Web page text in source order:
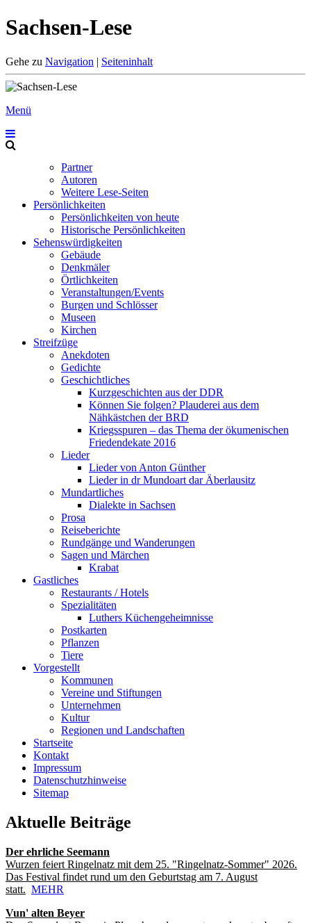
Sachsen-Lese
Gehe zu Navigation | Seiteninhalt
Menü
Partner
Autoren
Weitere Lese-Seiten
Persönlichkeiten
Persönlichkeiten von heute
Historische Persönlichkeiten
Sehenswürdigkeiten
Gebäude
Denkmäler
Örtlichkeiten
Veranstaltungen/Events
Burgen und Schlösser
Museen
Kirchen
Streifzüge
Anekdoten
Gedichte
Geschichtliches
Kurzgeschichten aus der DDR
Können Sie folgen? Plauderei aus dem
Nähkästchen der BRD
Kriegsspuren – das Thema der ökumenischen
Friedendekate 2016
Lieder
Lieder von Anton Günther
Lieder in dr Mundoart dar Äberlausitz
Mundartliches
Dialekte in Sachsen
Prosa
Reiseberichte
Rundgänge und Wanderungen
Sagen und Märchen
Krabat
Gastliches
Restaurants / Hotels
Spezialitäten
Luthers Küchengeheimnisse
Postkarten
Pflanzen
Tiere
Vorgestellt
Kommunen
Vereine und Stiftungen
Unternehmen
Kultur
Regionen und Landschaften
Startseite
Kontakt
Impressum
Datenschutzhinweise
Sitemap
Aktuelle Beiträge
Der ehrliche Seemann
Wurzen feiert Ringelnatz mit dem 25. "Ringelnatz-Sommer" 2026.
Das Festival findet rund um den Geburtstag am 7. August
statt. MEHR
Vun' alten Beyer